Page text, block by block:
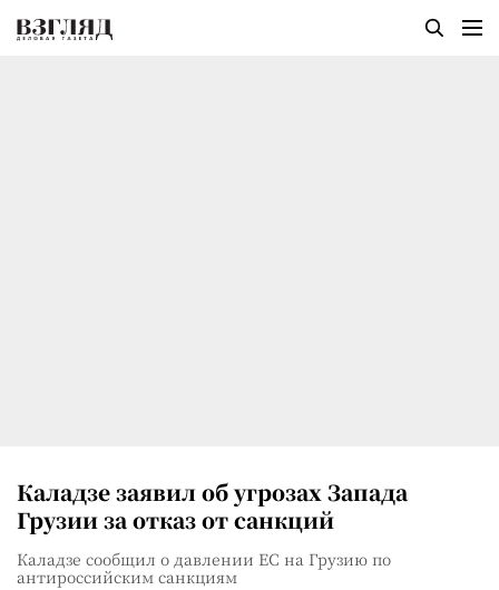
Каладзе заявил об угрозах Запада
Грузии за отказ от санкций
Каладзе сообщил о давлении ЕС на Грузию по
антироссийским санкциям